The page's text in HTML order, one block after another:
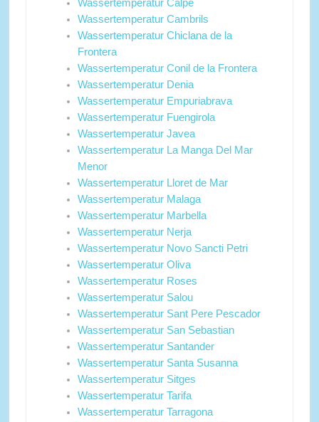
Wassertemperatur Calpe
Wassertemperatur Cambrils
Wassertemperatur Chiclana de la
Frontera
Wassertemperatur Conil de la Frontera
Wassertemperatur Denia
Wassertemperatur Empuriabrava
Wassertemperatur Fuengirola
Wassertemperatur Javea
Wassertemperatur La Manga Del Mar
Menor
Wassertemperatur Lloret de Mar
Wassertemperatur Malaga
Wassertemperatur Marbella
Wassertemperatur Nerja
Wassertemperatur Novo Sancti Petri
Wassertemperatur Oliva
Wassertemperatur Roses
Wassertemperatur Salou
Wassertemperatur Sant Pere Pescador
Wassertemperatur San Sebastian
Wassertemperatur Santander
Wassertemperatur Santa Susanna
Wassertemperatur Sitges
Wassertemperatur Tarifa
Wassertemperatur Tarragona